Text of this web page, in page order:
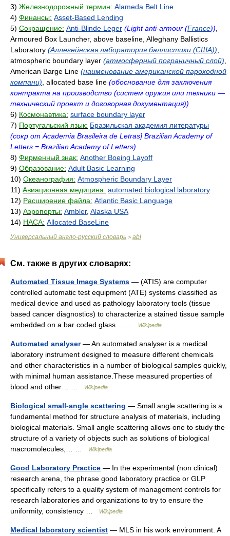
3) Железнодорожный термин: Alameda Belt Line
4) Финансы: Asset-Based Lending
5) Сокращение: Anti-Blinde Leger (Light anti-armour (France))
Armoured Box Launcher, above baseline, Alleghany Ballistics
Laboratory (Аллегейнская лаборатория баллистики (США))
atmospheric boundary layer (атмосферный пограничный слой)
American Barge Line (наименование американской пароходной
компани) , allocated base line (обоснование для заключения
контракта на производство (систем оружия или техники —
технический проект и договорная документация))
6) Космонавтика: surface boundary layer
7) Португальский язык: Бразильская академия литературы
(сокр от Academia Brasileira de Letras] Brazilian Academy of
Letters = Brazilian Academy of Letters)
8) Фирменный знак: Another Boeing Layoff
9) Образование: Adult Basic Learning
10) Океанография: Atmospheric Boundary Layer
11) Авиационная медицина: automated biological laboratory
12) Расширение файла: Atlantic Basic Language
13) Аэропорты: Ambler, Alaska USA
14) НАСА: Allocated BaseLine
Универсальный англо-русский словарь > abl
См. также в других словарях:
Automated Tissue Image Systems — (ATIS) are computer
controlled automatic test equipment (ATE) systems classified as
medical device and used as pathology laboratory tools (tissue
based cancer diagnostics) to characterize a stained tissue sample
embedded on a bar coded glass… …
Wikipedia
Automated analyser— An automated analyser is a medical
laboratory instrument designed to measure different chemicals
and other characteristics in a number of biological samples quickly,
with minimal human assistance.These measured properties of
blood and other… …
Wikipedia
Biological small-angle scattering — Small angle scattering is a
fundamental method for structure analysis of materials, including
biological materials. Small angle scattering allows one to study the
structure of a variety of objects such as solutions of biological
macromolecules,… …
Wikipedia
Good Laboratory Practice — In the experimental (non clinical)
research arena, the phrase good laboratory practice or GLP
specifically refers to a quality system of management controls for
research laboratories and organizations to try to ensure the
uniformity, consistency …
Wikipedia
Medical laboratory scientist — MLS in his work environment. A